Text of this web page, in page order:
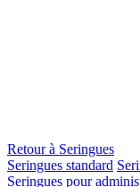
Retour à Seringues
Seringues standard
Seringues pour